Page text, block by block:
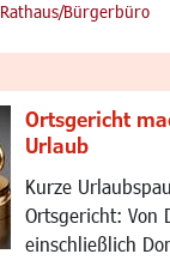
Rathaus/Bürgerbüro
Ortsgericht
Urlaub
Kurze
Ortsgericht: Von
einschließlich